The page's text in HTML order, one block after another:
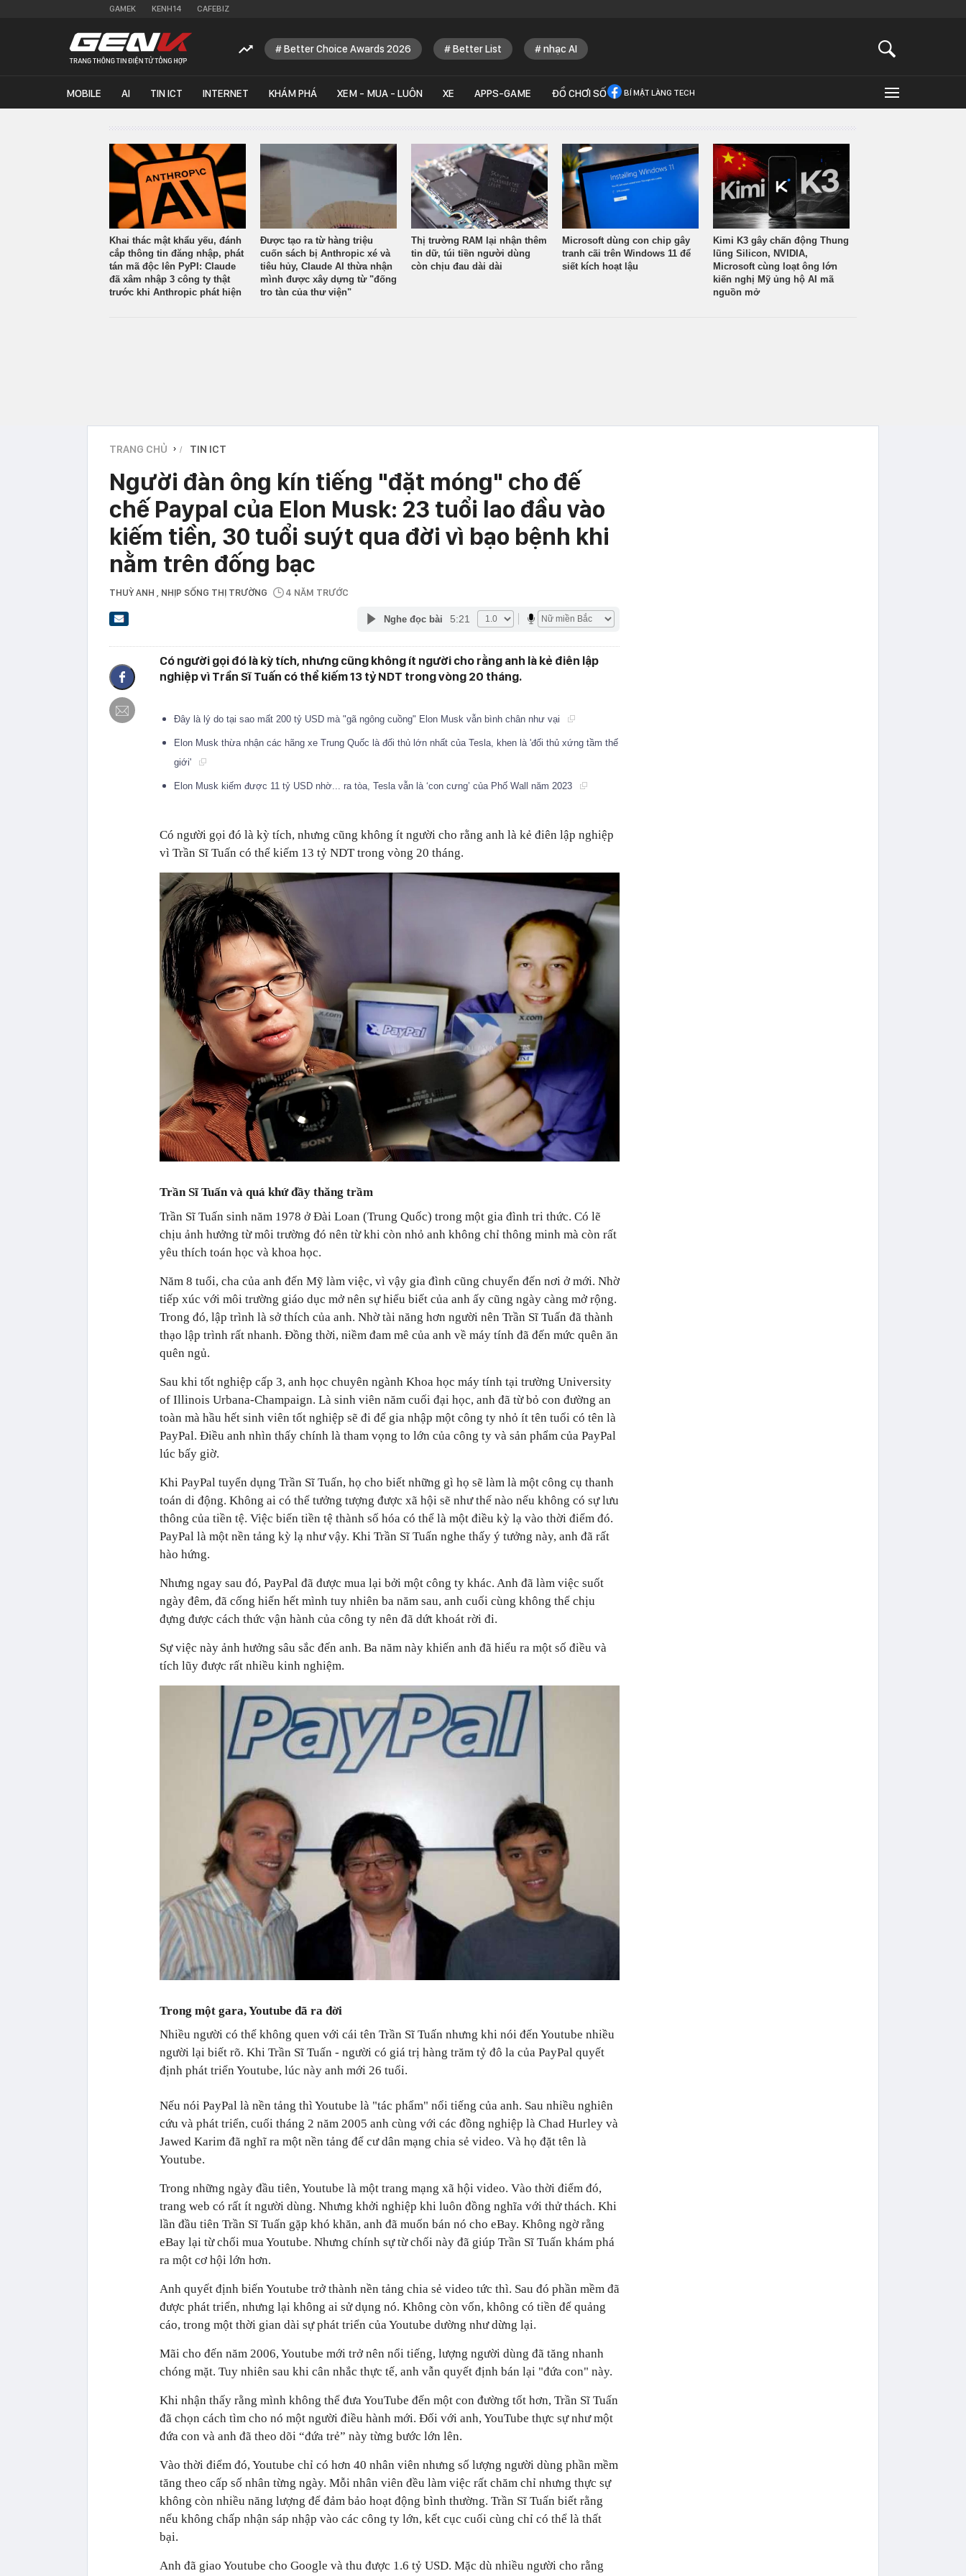
GAMEK KENH14 CAFEBIZ
Better Choice Awards 2026 Better List nhạc AI
MOBILE AI TIN ICT INTERNET KHÁM PHÁ XEM - MUA - LUÔN XE APPS-GAME ĐỒ CHƠI SỐ BÍ MẬT LÀNG TECH
Khai thác mật khẩu yếu, đánh
cắp thông tin đăng nhập, phát
tán mã độc lên PyPI: Claude
đã xâm nhập 3 công ty thật
trước khi Anthropic phát hiện
Được tạo ra từ hàng triệu
cuốn sách bị Anthropic xé và
tiêu hủy, Claude AI thừa nhận
mình được xây dựng từ "đống
tro tàn của thư viện"
Thị trường RAM lại nhận thêm
tin dữ, túi tiền người dùng
còn chịu đau dài dài
Microsoft dùng con chip gây
tranh cãi trên Windows 11 để
siết kích hoạt lậu
Kimi K3 gây chấn động Thung
lũng Silicon, NVIDIA,
Microsoft cùng loạt ông lớn
kiến nghị Mỹ ủng hộ AI mã
nguồn mở
TRANG CHỦ › TIN ICT
Người đàn ông kín tiếng "đặt móng" cho đế
chế Paypal của Elon Musk: 23 tuổi lao đầu vào
kiếm tiền, 30 tuổi suýt qua đời vì bạo bệnh khi
nằm trên đống bạc
THUỲ ANH , NHỊP SỐNG THỊ TRƯỜNG 4 NĂM TRƯỚC
Nghe đọc bài 5:21
Có người gọi đó là kỳ tích, nhưng cũng không ít người cho rằng anh là kẻ điên lập
nghiệp vì Trần Sĩ Tuấn có thể kiếm 13 tỷ NDT trong vòng 20 tháng.
Đây là lý do tại sao mất 200 tỷ USD mà "gã ngông cuồng" Elon Musk vẫn bình chân như vại
Elon Musk thừa nhận các hãng xe Trung Quốc là đối thủ lớn nhất của Tesla, khen là 'đối thủ xứng tầm thế
giới'
Elon Musk kiếm được 11 tỷ USD nhờ... ra tòa, Tesla vẫn là ‘con cưng’ của Phố Wall năm 2023
Có người gọi đó là kỳ tích, nhưng cũng không ít người cho rằng anh là kẻ điên lập nghiệp
vì Trần Sĩ Tuấn có thể kiếm 13 tỷ NDT trong vòng 20 tháng.
Trần Sĩ Tuấn và quá khứ đầy thăng trầm
Trần Sĩ Tuấn sinh năm 1978 ở Đài Loan (Trung Quốc) trong một gia đình tri thức. Có lẽ
chịu ảnh hưởng từ môi trường đó nên từ khi còn nhỏ anh không chỉ thông minh mà còn rất
yêu thích toán học và khoa học.
Năm 8 tuổi, cha của anh đến Mỹ làm việc, vì vậy gia đình cũng chuyển đến nơi ở mới. Nhờ
tiếp xúc với môi trường giáo dục mở nên sự hiểu biết của anh ấy cũng ngày càng mở rộng.
Trong đó, lập trình là sở thích của anh. Nhờ tài năng hơn người nên Trần Sĩ Tuấn đã thành
thạo lập trình rất nhanh. Đồng thời, niềm đam mê của anh về máy tính đã đến mức quên ăn
quên ngủ.
Sau khi tốt nghiệp cấp 3, anh học chuyên ngành Khoa học máy tính tại trường University
of Illinois Urbana-Champaign. Là sinh viên năm cuối đại học, anh đã từ bỏ con đường an
toàn mà hầu hết sinh viên tốt nghiệp sẽ đi để gia nhập một công ty nhỏ ít tên tuổi có tên là
PayPal. Điều anh nhìn thấy chính là tham vọng to lớn của công ty và sản phẩm của PayPal
lúc bấy giờ.
Khi PayPal tuyển dụng Trần Sĩ Tuấn, họ cho biết những gì họ sẽ làm là một công cụ thanh
toán di động. Không ai có thể tưởng tượng được xã hội sẽ như thế nào nếu không có sự lưu
thông của tiền tệ. Việc biến tiền tệ thành số hóa có thể là một điều kỳ lạ vào thời điểm đó.
PayPal là một nền tảng kỳ lạ như vậy. Khi Trần Sĩ Tuấn nghe thấy ý tưởng này, anh đã rất
hào hứng.
Nhưng ngay sau đó, PayPal đã được mua lại bởi một công ty khác. Anh đã làm việc suốt
ngày đêm, đã cống hiến hết mình tuy nhiên ba năm sau, anh cuối cùng không thể chịu
đựng được cách thức vận hành của công ty nên đã dứt khoát rời đi.
Sự việc này ảnh hưởng sâu sắc đến anh. Ba năm này khiến anh đã hiểu ra một số điều và
tích lũy được rất nhiều kinh nghiệm.
Trong một gara, Youtube đã ra đời
Nhiều người có thể không quen với cái tên Trần Sĩ Tuấn nhưng khi nói đến Youtube nhiều
người lại biết rõ. Khi Trần Sĩ Tuấn - người có giá trị hàng trăm tỷ đô la của PayPal quyết
định phát triển Youtube, lúc này anh mới 26 tuổi.
Nếu nói PayPal là nền tảng thì Youtube là "tác phẩm" nổi tiếng của anh. Sau nhiều nghiên
cứu và phát triển, cuối tháng 2 năm 2005 anh cùng với các đồng nghiệp là Chad Hurley và
Jawed Karim đã nghĩ ra một nền tảng để cư dân mạng chia sẻ video. Và họ đặt tên là
Youtube.
Trong những ngày đầu tiên, Youtube là một trang mạng xã hội video. Vào thời điểm đó,
trang web có rất ít người dùng. Nhưng khởi nghiệp khi luôn đồng nghĩa với thử thách. Khi
lần đầu tiên Trần Sĩ Tuấn gặp khó khăn, anh đã muốn bán nó cho eBay. Không ngờ rằng
eBay lại từ chối mua Youtube. Nhưng chính sự từ chối này đã giúp Trần Sĩ Tuấn khám phá
ra một cơ hội lớn hơn.
Anh quyết định biến Youtube trở thành nền tảng chia sẻ video tức thì. Sau đó phần mềm đã
được phát triển, nhưng lại không ai sử dụng nó. Không còn vốn, không có tiền để quảng
cáo, trong một thời gian dài sự phát triển của Youtube dường như dừng lại.
Mãi cho đến năm 2006, Youtube mới trở nên nổi tiếng, lượng người dùng đã tăng nhanh
chóng mặt. Tuy nhiên sau khi cân nhắc thực tế, anh vẫn quyết định bán lại "đứa con" này.
Khi nhận thấy rằng mình không thể đưa YouTube đến một con đường tốt hơn, Trần Sĩ Tuấn
đã chọn cách tìm cho nó một người điều hành mới. Đối với anh, YouTube thực sự như một
đứa con và anh đã theo dõi “đứa trẻ” này từng bước lớn lên.
Vào thời điểm đó, Youtube chỉ có hơn 40 nhân viên nhưng số lượng người dùng phần mềm
tăng theo cấp số nhân từng ngày. Mỗi nhân viên đều làm việc rất chăm chỉ nhưng thực sự
không còn nhiều năng lượng để đảm bảo hoạt động bình thường. Trần Sĩ Tuấn biết rằng
nếu không chấp nhận sáp nhập vào các công ty lớn, kết cục cuối cùng chỉ có thể là thất
bại.
Anh đã giao Youtube cho Google và thu được 1.6 tỷ USD. Mặc dù nhiều người cho rằng